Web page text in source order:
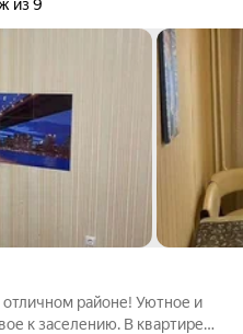
из 9
отличном районе! Уютное и
к заселению. В квартире